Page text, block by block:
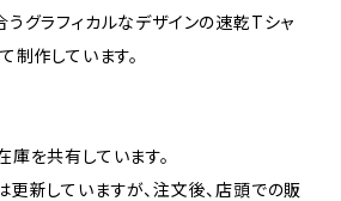
うグラフィカルなデザインの速乾Tシャ
制作しています。
を共有しています。
更新していますが、注文後、店頭での販